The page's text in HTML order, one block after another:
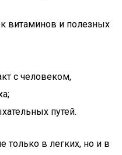
витаминов и полезных
с человеком,
путей.
только в легких, но и в